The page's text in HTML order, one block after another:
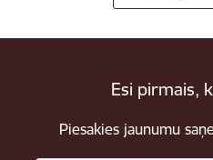
Esi pirmais,
Piesakies jaunumu